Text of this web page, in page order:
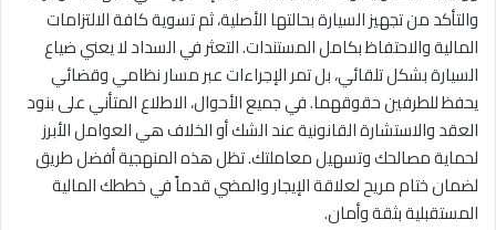
والتأكد من تجهيز السيارة بحالتها الأصلية، ثم تسوية كافة الالتزامات
المالية والاحتفاظ بكامل المستندات. التعثر في السداد لا يعني ضياع
السيارة بشكل تلقائي، بل تمر الإجراءات عبر مسار نظامي وقضائي
يحفظ للطرفين حقوقهما. في جميع الأحوال، الاطلاع المتأني على بنود
العقد والاستشارة القانونية عند الشك أو الخلاف هي العوامل الأبرز
لحماية مصالحك وتسهيل معاملتك. تظل هذه المنهجية أفضل طريق
لضمان ختام مريح لعلاقة الإيجار والمضي قدماً في خططك المالية
المستقبلية بثقة وأمان.